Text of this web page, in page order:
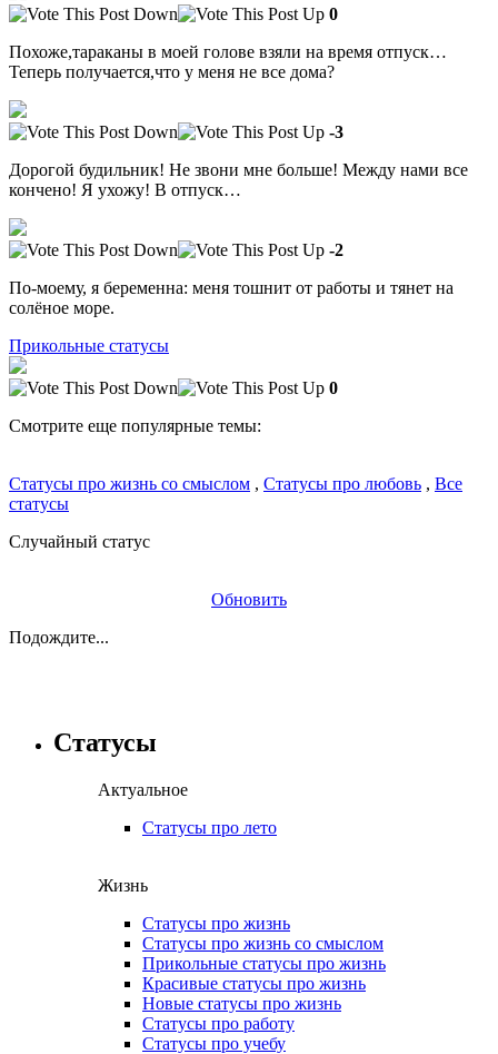
0
Похоже,тараканы в моей голове взяли на время отпуск…
Теперь получается,что у меня не все дома?
-3
Дорогой будильник! Не звони мне больше! Между нами все
кончено! Я ухожу! В отпуск…
-2
По-моему, я беременна: меня тошнит от работы и тянет на
солёное море.
Прикольные статусы
0
Смотрите еще популярные темы:
Статусы про жизнь со смыслом , Статусы про любовь , Все
статусы
Случайный статус
Обновить
Подождите...
Статусы
Актуальное
Статусы про лето
Жизнь
Статусы про жизнь
Статусы про жизнь со смыслом
Прикольные статусы про жизнь
Красивые статусы про жизнь
Новые статусы про жизнь
Статусы про работу
Статусы про учебу